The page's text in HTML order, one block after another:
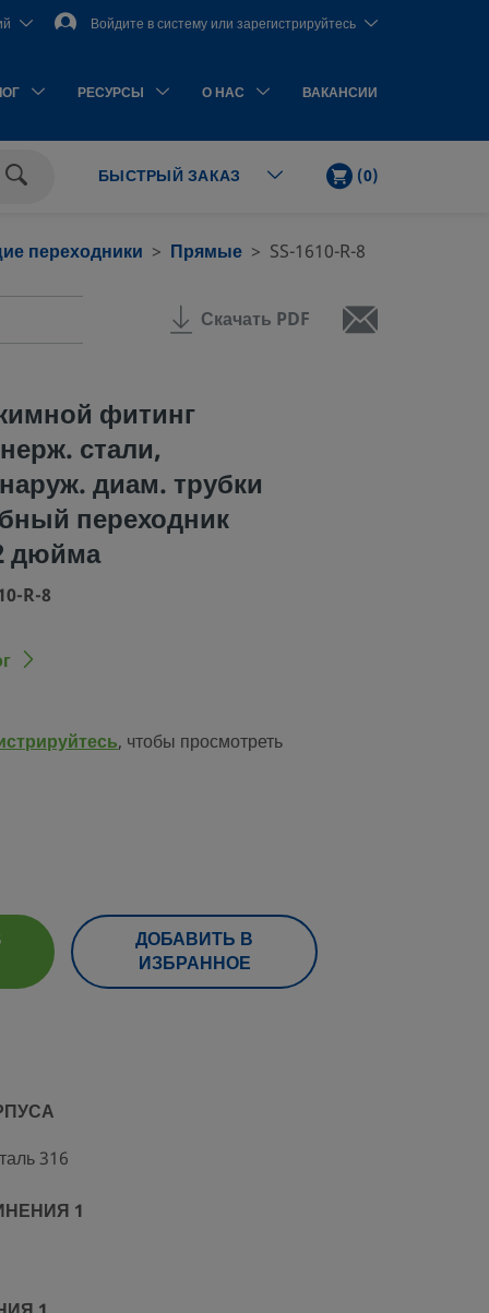
Войдите в систему или зарегистрируйтесь
РЕСУРСЫ О НАС ВАКАНСИИ
БЫСТРЫЙ ЗАКАЗ КОРЗИНА
(0)КОЛ-
переходники Прямые SS-1610-R-8
Скачать PDF
фитинг
стали,
диам. трубки
переходник
дюйма
R-8
, чтобы просмотреть
ДОБАВИТЬ В
ИЗБРАННОЕ
316
1